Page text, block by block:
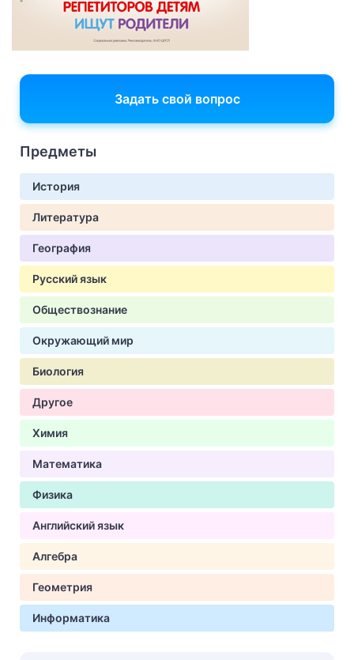
Задать свой вопрос
Предметы
История
Литература
География
Русский язык
Обществознание
Окружающий мир
Биология
Другое
Химия
Математика
Физика
Английский язык
Алгебра
Геометрия
Информатика